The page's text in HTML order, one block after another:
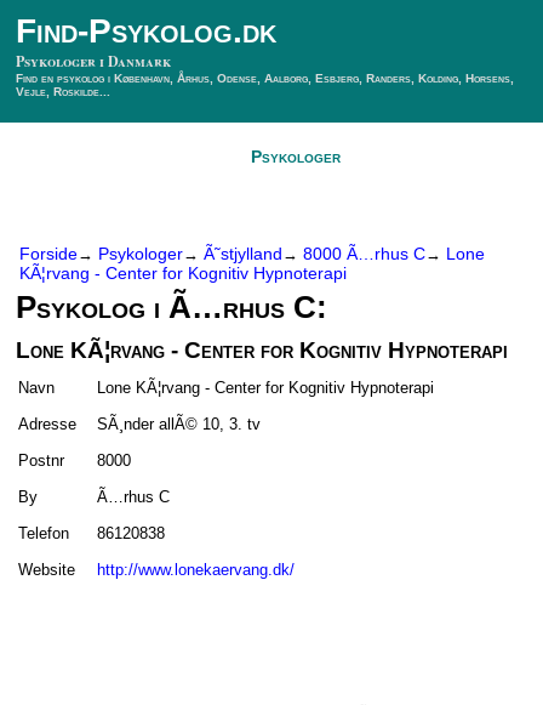
Find-Psykolog.dk
Psykologer i Danmark
Find en psykolog i København, Århus, Odense, Aalborg, Esbjerg, Randers, Kolding, Horsens,
Vejle, Roskilde...
Psykologer
Forside→ Psykologer→ Ã˜stjylland → 8000 Ã…rhus C→ Lone
KÃ¦rvang - Center for Kognitiv Hypnoterapi
Psykolog i Ã…rhus C:
Lone KÃ¦rvang - Center for Kognitiv Hypnoterapi
Navn
Lone KÃ¦rvang - Center for Kognitiv Hypnoterapi
Adresse
SÃ¸nder allÃ© 10, 3. tv
Postnr
8000
By
Ã…rhus C
Telefon
86120838
Website
http://www.lonekaervang.dk/